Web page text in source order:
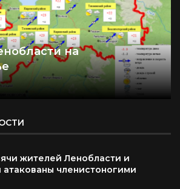
на
жителей Ленобласти и
членистоногими